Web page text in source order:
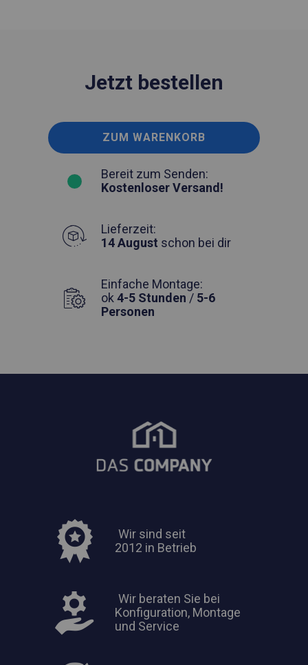
Jetzt bestellen
ZUM WARENKORB
Bereit zum Senden:
Kostenloser Versand!
Lieferzeit:
14 August schon bei dir
Einfache Montage:
ok 4-5 Stunden / 5-6
Personen
Wir sind seit
2012 in Betrieb
Wir beraten Sie bei
Konfiguration, Montage
und Service